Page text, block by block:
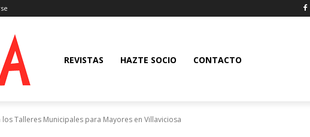
REVISTAS HAZTE SOCIO CONTACTO
los Talleres Municipales para Mayores en Villaviciosa